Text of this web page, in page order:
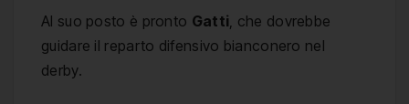
Al suo posto è pronto Gatti, che dovrebbe
guidare il reparto difensivo bianconero nel
derby.